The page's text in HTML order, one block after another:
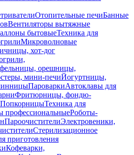
Отопительные печиБанные
Вентиляторы вытяжные
бытовыеТехника для
Микроволновые
хот-дог
орешницы,
мини-печиЙогуртницы,
ПароваркиАвтоклавы для
Фритюрницы, фондю-
ПопкорницыТехника для
профессиональныеРоботы-
ПароочистителиЭлектровеники,
Стерилизационное
приготовления
Кофеварки,